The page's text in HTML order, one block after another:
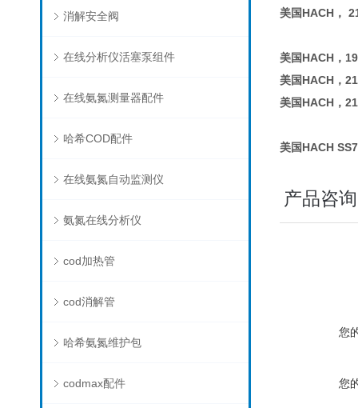
消解安全阀
在线分析仪活塞泵组件
在线氨氮测量器配件
哈希COD配件
在线氨氮自动监测仪
氨氮在线分析仪
cod加热管
cod消解管
哈希氨氮维护包
codmax配件
美国HACH，
美国HACH，
美国HACH，
美国HACH，
美国HACH
产品咨询
您
您